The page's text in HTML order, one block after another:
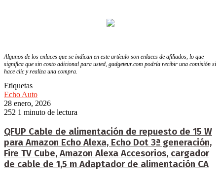
Algunos de los enlaces que se indican en este artículo son enlaces de afiliados, lo que
significa que sin costo adicional para usted, gadgeteur.com podría recibir una comisión si
hace clic y realiza una compra.
Etiquetas
Echo Auto
28 enero, 2026
252 1 minuto de lectura
QFUP Cable de alimentación de repuesto de 15 W
para Amazon Echo Alexa, Echo Dot 3ª generación,
Fire TV Cube, Amazon Alexa Accesorios, cargador
de cable de 1,5 m Adaptador de alimentación CA